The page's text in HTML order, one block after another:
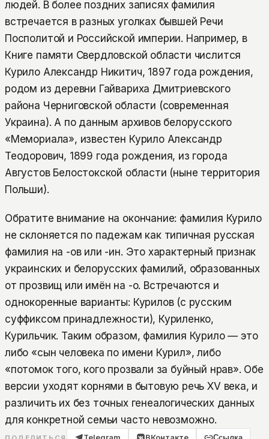
людей. В более поздних записях фамилия
встречается в разных уголках бывшей Речи
Посполитой и Российской империи. Например, в
Книге памяти Свердловской области числится
Курило Александр Никитич, 1897 года рождения,
родом из деревни Гайвариха Дмитриевского
района Черниговской области (современная
Украина). А по данным архивов белорусского
«Мемориала», известен Курило Александр
Теодорович, 1899 года рождения, из города
Августов Белостокской области (ныне территория
Польши).
Обратите внимание на окончание: фамилия Курило
не склоняется по падежам как типичная русская
фамилия на -ов или -ин. Это характерный признак
украинских и белорусских фамилий, образованных
от прозвищ или имён на -о. Встречаются и
однокоренные варианты: Курилов (с русским
суффиксом принадлежности), Куриленко,
Курильчик. Таким образом, фамилия Курило — это
либо «сын человека по имени Курил», либо
«потомок того, кого прозвали за буйный нрав». Обе
версии уходят корнями в бытовую речь XV века, и
различить их без точных генеалогических данных
для конкретной семьи часто невозможно.